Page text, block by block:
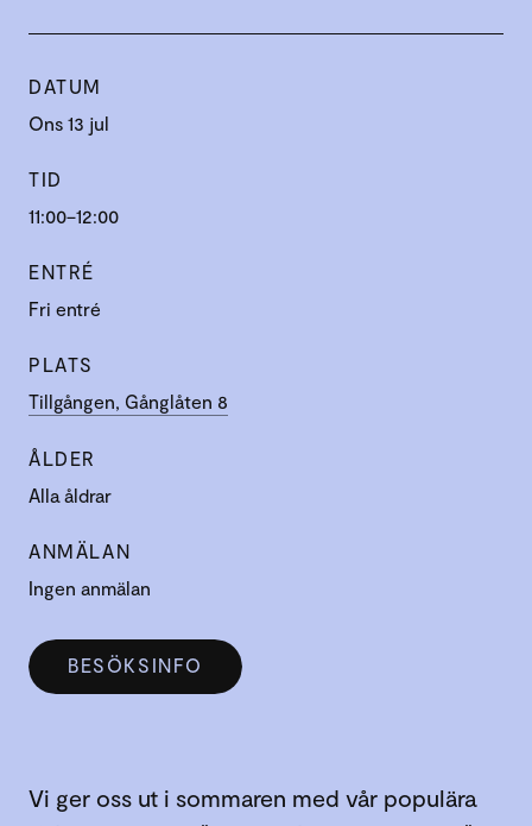
DATUM
Ons 13 jul
TID
11:00–12:00
ENTRÉ
Fri entré
PLATS
Tillgången, Gånglåten 8
ÅLDER
Alla åldrar
ANMÄLAN
Ingen anmälan
BESÖKSINFO
Vi ger oss ut i sommaren med vår populära